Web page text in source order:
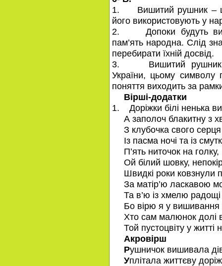
1. Вишитий рушник – це
його використовують у
2. Допоки будуть
пам’ять народна. Слід
перебирати їхній досвід.
3. Вишитий рушник
України, цьому символу
поняття виходить за
Вірші-додатки
1. Доріжки білі ненька
А заполоч блакитну з
З клубочка свого
Із пасма ночі та із
П’ять ниточок на голку,
Ой білий шовку,
Швидкі роки ковзнули
За матір’ю ласкавою
Та в’ю із хмелю радощі
Бо вірю я у вишивання
Хто сам малюнок долі
Той пустоцвіту у
Акровірш
Рушничок вишивала
Уплітала життєву